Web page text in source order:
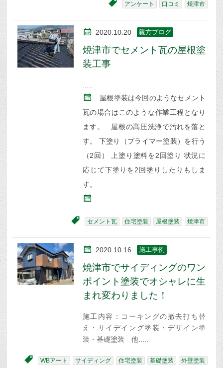
アンケート 口コミ 焼津市
2020.10.20 親方ブログ
焼津市でセメント瓦の屋根塗
装工事
屋根塗装は今回のようなセメント
瓦の場合はこのような作業工程となり
ます。 屋根の高圧洗浄で汚れを落と
す。 下塗り（プライマー塗装）を行う
（2回） 上塗り塗料を2回塗り 状況に
応じて下塗りを2回塗りしたりもしま
す。
セメント瓦 住宅塗装 屋根塗装 焼津市
2020.10.16 施工事例
焼津市でサイディングのワン
ポイント塗装でオシャレに生
まれ変わりました！
施工内容：コーキングの撤去打ち替
え・サイデイング塗装・デザイン塗
装・基礎塗装 他
WBアート サイディング 住宅塗装 基礎塗装 外壁塗装